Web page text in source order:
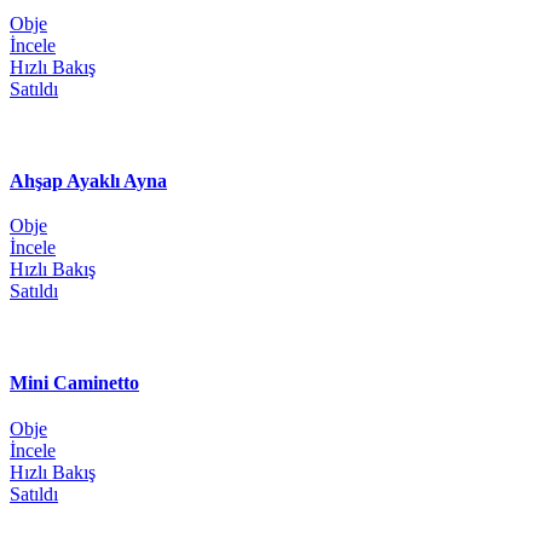
Obje
İncele
Hızlı Bakış
Satıldı
Ahşap Ayaklı Ayna
Obje
İncele
Hızlı Bakış
Satıldı
Mini Caminetto
Obje
İncele
Hızlı Bakış
Satıldı